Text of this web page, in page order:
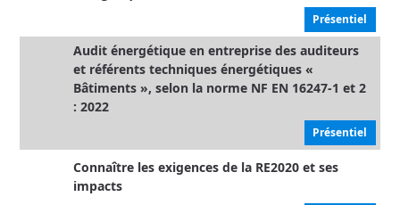
Présentiel
Audit énergétique en entreprise des auditeurs
et référents techniques énergétiques «
Bâtiments », selon la norme NF EN 16247-1 et 2
: 2022
Présentiel
Connaître les exigences de la RE2020 et ses
impacts